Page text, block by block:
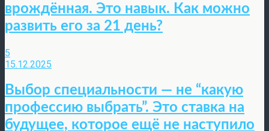
врождённая. Это навык. Как можно
развить его за 21 день?
5
15.12.2025
Выбор специальности — не “какую
профессию выбрать”. Это ставка на
будущее, которое ещё не наступило